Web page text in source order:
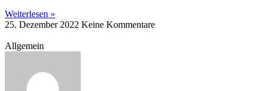
Weiterlesen »
25. Dezember 2022 Keine Kommentare
Allgemein